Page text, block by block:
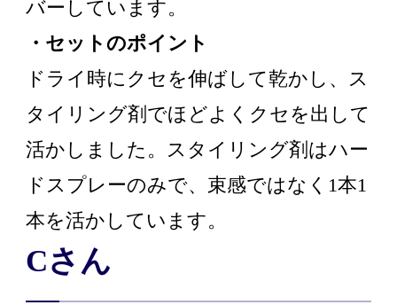
バーしています。
・セットのポイント
ドライ時にクセを伸ばして乾かし、ス
タイリング剤でほどよくクセを出して
活かしました。スタイリング剤はハー
ドスプレーのみで、束感ではなく1本1
本を活かしています。
Cさん